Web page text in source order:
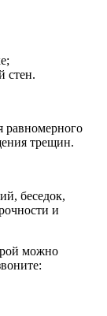
стен.
равномерного
трещин.
беседок,
и
можно